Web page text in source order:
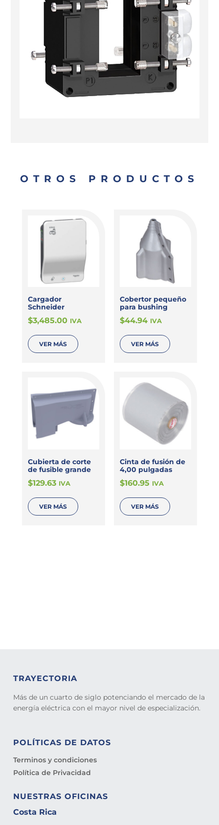
OTROS PRODUCTOS
Cargador
Schneider
$3,485.00 IVA
VER MÁS
Cobertor pequeño
para bushing
$44.94 IVA
VER MÁS
Cubierta de corte
de fusible grande
$129.63 IVA
VER MÁS
Cinta de fusión de
4,00 pulgadas
$160.95 IVA
VER MÁS
TRAYECTORIA
Más de un cuarto de siglo potenciando el mercado de la
energía eléctrica con el mayor nivel de especialización.
POLÍTICAS DE DATOS
Terminos y condiciones
Política de Privacidad
NUESTRAS OFICINAS
Costa Rica